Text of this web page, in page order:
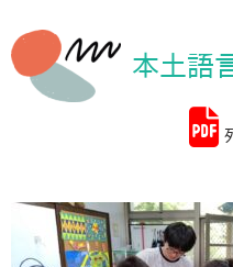
開課情形
計資料
本土語